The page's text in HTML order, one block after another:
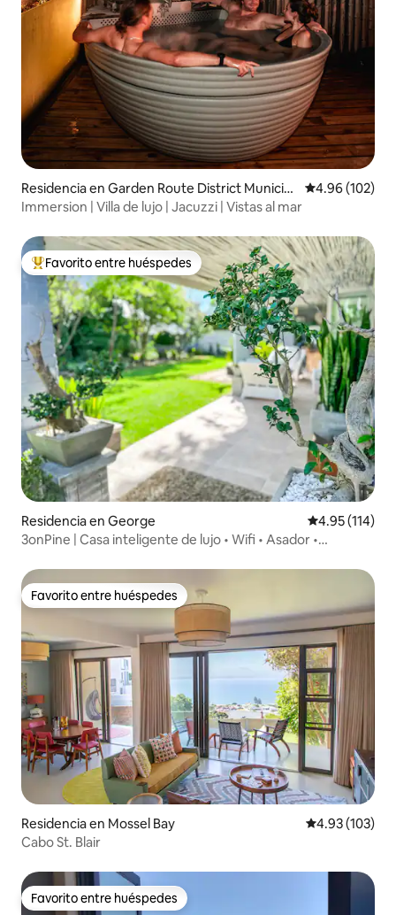
Residencia en Garden Route District Municip
ality
Calificación
4.96 (102)
Immersion | Villa de lujo | Jacuzzi | Vistas al mar
De los mejores en Favorito entre huéspedes
Favorito entre huéspedes
Residencia en George Calificación
4.95 (114)
3onPine | Casa inteligente de lujo • Wifi • Asador •
Favorito entre huéspedes
Favorito entre huéspedes
Residencia en Mossel Bay Calificación
4.93 (103)
Cabo St. Blair
Favorito entre huéspedes
Favorito entre huéspedes